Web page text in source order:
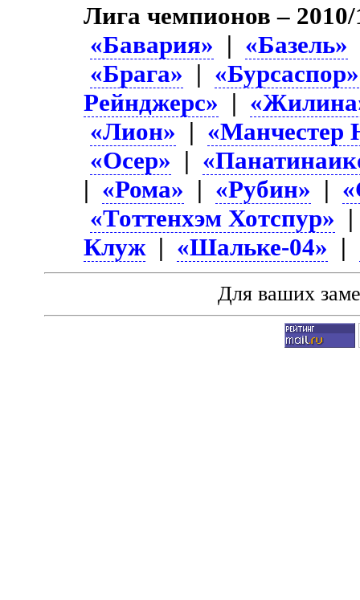
Лига чемпионов –
«Бавария» | «Базель»
«Брага» | «Бурсаспор»
Рейнджерс» |
«Лион» | «Манчестер
«Осер» |
| «Рома» | «Рубин» |
«Тоттенхэм Хотспур»
Клуж | «Шальке-04» |
Для ваших